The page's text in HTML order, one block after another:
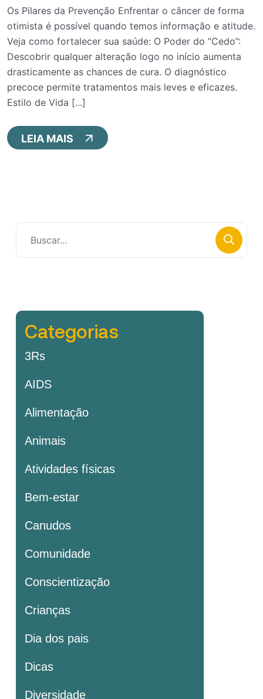
Os Pilares da Prevenção Enfrentar o câncer de forma
otimista é possível quando temos informação e atitude.
Veja como fortalecer sua saúde: O Poder do “Cedo”:
Descobrir qualquer alteração logo no início aumenta
drasticamente as chances de cura. O diagnóstico
precoce permite tratamentos mais leves e eficazes.
Estilo de Vida [...]
LEIA MAIS
Categorias
3Rs
AIDS
Alimentação
Animais
Atividades físicas
Bem-estar
Canudos
Comunidade
Conscientização
Crianças
Dia dos pais
Dicas
Diversidade